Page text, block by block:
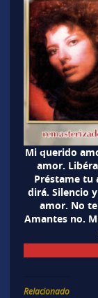
Mi querido
amor.
Préstame tu
dirá. Silencio
amor. No
Amantes no.
Relacionado